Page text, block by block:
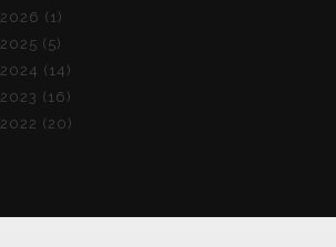
2026 (1)
2025 (5)
2024 (14)
2023 (16)
2022 (20)